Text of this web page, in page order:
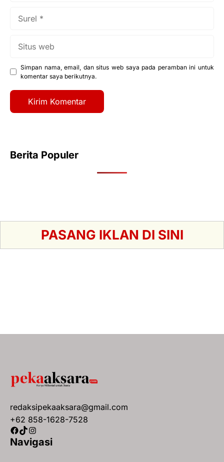
Simpan nama, email, dan situs web saya pada peramban ini untuk
komentar saya berikutnya.
Berita Populer
PASANG IKLAN DI SINI
redaksipekaaksara@gmail.com
+62 858-1628-7528
Facebook
TikTok
Instagram
Navigasi